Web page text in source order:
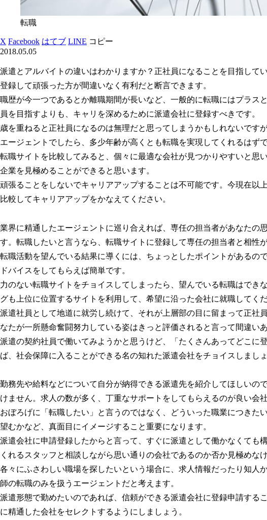
転職
X Facebook はてブ LINE コピー
2018.05.05
派遣とアルバイトの違いはわかりますか？正社員になることを目指して
登録して頑張った方が間違いなく有利だと断言できます。
職歴が今一つであるとか離職期間が長いなど、一般的に転職にはプラス
員を目指すよりも、キャリを深めるために派遣会社に登録すべきです。
歳を重ねると正社員になるのは無理だと思ってしまうかもしれないです
エージェントでしたら、多少年齢が高くとも転職を実現してくれるはずで
転職サイトを比較してみると、個々に最適な会社が見つかりやすいと思
企業を見極めることができると思います。
頑張ることをしないでキャリアアップすることは不可能です。今現在以
比較してキャリアアップをかなえてください。
業界に精通したエージェントに巡り合えれば、専任の担当者があなたの
す。転職したいと言うなら、転職サイトに登録して専任の担当者と相性
転職活動を望んでいる結果に導くには、ちょっとしたポイントがあるの
ドバイスをしてもらえば簡単です。
力のない転職サイトをチョイスしてしまったら、望んでいる転職はでき
グも上位に位置するサイトを利用して、希望に沿った会社に就職してくだ
派遣社員として地道に就労し続けて、それが上層部の目に留まって正社
なたが一所懸命奮闘努力している姿はきっと評価されると言って間違いあ
派遣の契約社員で働いてみようかと思うけど、「たくさんあってどこに
ば、社会保障に入ることができる名の知れた派遣会社をチョイスしましょ
勤務先や給料などについて自分が納得できる派遣先を紹介してほしいの
けません。求人の数が多く、丁重なサポートをしてもらえるのが良い会社
おぼろげに「転職したい」と言うのではなく、どういった職業につきた
望むかなど、真面目にイメージすること重要になります。
派遣会社に申請登録したからと言って、すぐに派遣として働かなくても
くれるスタッフと相談しながら思い通りの会社であるのか否か見極めな
各々にふさわしい職場を探したいという場合に、求人情報だったり知人
師の転職のみを扱うエージェントだと考えます。
派遣形態で勤めたいのであれば、信頼ができる派遣会社に登録申請する
に精通した会社をセレクトするようにしましょう。